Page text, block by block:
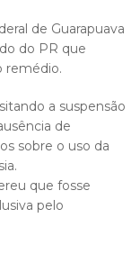
de Guarapuava
do PR que
remédio.
a suspensão
de
sobre o uso da
que fosse
pelo